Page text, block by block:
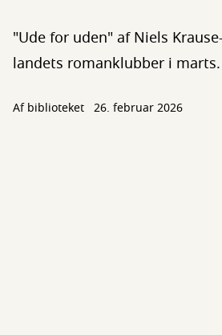
"Ude for uden" af Niels
landets romanklubber i marts.
Af biblioteket 26. februar 2026